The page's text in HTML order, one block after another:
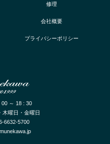
修理
会社概要
プライバシーポリシー
～ 18 : 30
木曜日・金曜日
6632-5700